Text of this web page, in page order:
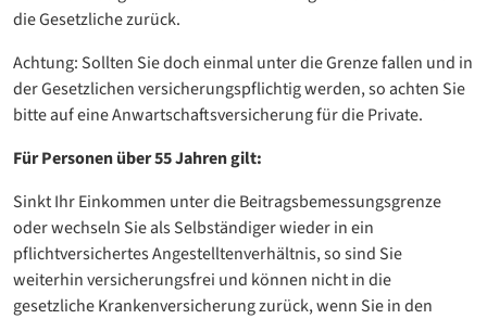
die Gesetzliche zurück.
Achtung: Sollten Sie doch einmal unter die Grenze fallen und in
der Gesetzlichen versicherungspflichtig werden, so achten Sie
bitte auf eine Anwartschaftsversicherung für die Private.
Für Personen über 55 Jahren gilt:
Sinkt Ihr Einkommen unter die Beitragsbemessungsgrenze
oder wechseln Sie als Selbständiger wieder in ein
pflichtversichertes Angestelltenverhältnis, so sind Sie
weiterhin versicherungsfrei und können nicht in die
gesetzliche Krankenversicherung zurück, wenn Sie in den